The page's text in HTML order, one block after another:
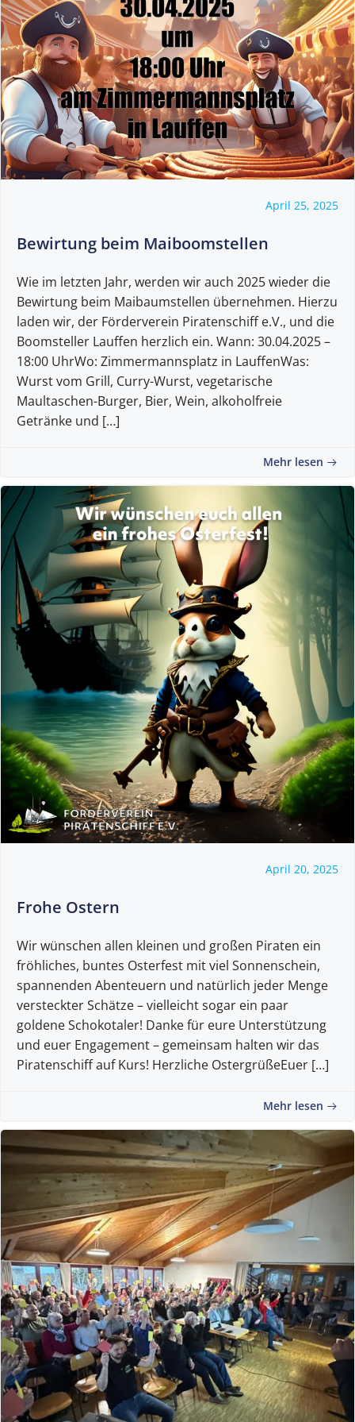
April 25, 2025
Bewirtung beim Maiboomstellen
Wie im letzten Jahr, werden wir auch 2025 wieder die
Bewirtung beim Maibaumstellen übernehmen. Hierzu
laden wir, der Förderverein Piratenschiff e.V., und die
Boomsteller Lauffen herzlich ein. Wann: 30.04.2025 –
18:00 UhrWo: Zimmermannsplatz in LauffenWas:
Wurst vom Grill, Curry-Wurst, vegetarische
Maultaschen-Burger, Bier, Wein, alkoholfreie
Getränke und […]
Mehr lesen
April 20, 2025
Frohe Ostern
Wir wünschen allen kleinen und großen Piraten ein
fröhliches, buntes Osterfest mit viel Sonnenschein,
spannenden Abenteuern und natürlich jeder Menge
versteckter Schätze – vielleicht sogar ein paar
goldene Schokotaler! Danke für eure Unterstützung
und euer Engagement – gemeinsam halten wir das
Piratenschiff auf Kurs! Herzliche OstergrüßeEuer […]
Mehr lesen